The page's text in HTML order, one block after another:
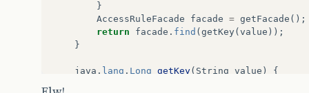
}
AccessRuleFacade
facade = getFacade ();
return
facade . find ( getKey( value ));
}
java . lang . Long getKey( String value )
{